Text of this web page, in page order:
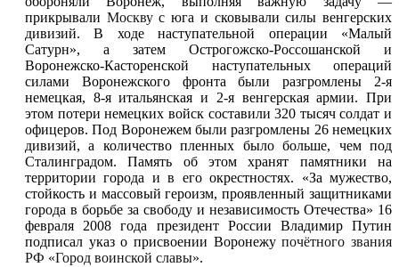
прикрывали Москвус юга и сковывали силы венгерских
дивизий. В ходе наступательной операции «Малый
Сатурн», а затем Острогожско-Россошанской и
Воронежско-Касторенской наступательных операций
силами Воронежского фронта были разгромлены 2-я
немецкая, 8-я итальянская и 2-я венгерская армии. При
этом потери немецких войск составили 320 тысяч солдат и
офицеров. Под Воронежем были разгромлены 26 немецких
дивизий, а количество пленных было больше, чем под
Сталинградом. Память об этом хранят памятники на
территории города и в его окрестностях. «За мужество,
стойкость и массовый героизм, проявленный защитниками
города в борьбе за свободу и независимость Отечества» 16
февраля 2008 года президент России Владимир Путин
подписал указ о присвоении Воронежупочётного звания
РФ «Город воинской славы».